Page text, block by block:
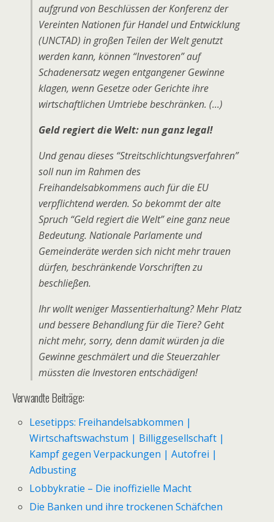
aufgrund von Beschlüssen der Konferenz der
Vereinten Nationen für Handel und Entwicklung
(UNCTAD) in großen Teilen der Welt genutzt
werden kann, können “Investoren” auf
Schadenersatz wegen entgangener Gewinne
klagen, wenn Gesetze oder Gerichte ihre
wirtschaftlichen Umtriebe beschränken. (…)
Geld regiert die Welt: nun ganz legal!
Und genau dieses “Streitschlichtungsverfahren”
soll nun im Rahmen des
Freihandelsabkommens auch für die EU
verpflichtend werden. So bekommt der alte
Spruch “Geld regiert die Welt” eine ganz neue
Bedeutung. Nationale Parlamente und
Gemeinderäte werden sich nicht mehr trauen
dürfen, beschränkende Vorschriften zu
beschließen.
Ihr wollt weniger Massentierhaltung? Mehr Platz
und bessere Behandlung für die Tiere? Geht
nicht mehr, sorry, denn damit würden ja die
Gewinne geschmälert und die Steuerzahler
müssten die Investoren entschädigen!
Verwandte Beiträge:
Lesetipps: Freihandelsabkommen |
Wirtschaftswachstum | Billiggesellschaft |
Kampf gegen Verpackungen | Autofrei |
Adbusting
Lobbykratie – Die inoffizielle Macht
Die Banken und ihre trockenen Schäfchen